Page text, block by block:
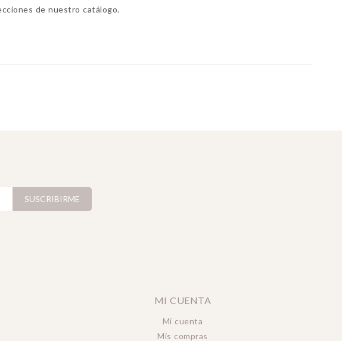
de nuestro catálogo.
MI CUENTA
Mi cuenta
Mis compras
SUSCRIBIRME